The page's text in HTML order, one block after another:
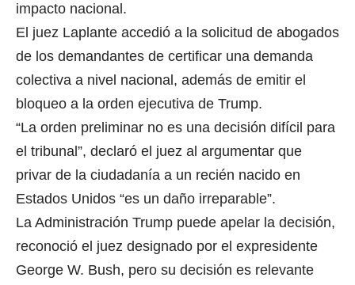
impacto nacional.
El juez Laplante accedió a la solicitud de abogados
de los demandantes de certificar una demanda
colectiva a nivel nacional, además de emitir el
bloqueo a la orden ejecutiva de Trump.
“La orden preliminar no es una decisión difícil para
el tribunal”, declaró el juez al argumentar que
privar de la ciudadanía a un recién nacido en
Estados Unidos “es un daño irreparable”.
La Administración Trump puede apelar la decisión,
reconoció el juez designado por el expresidente
George W. Bush, pero su decisión es relevante